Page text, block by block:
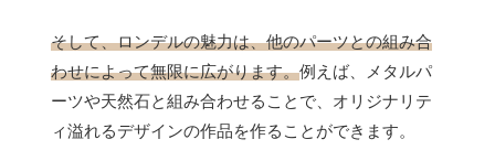
そして、ロンデルの魅力は、他のパーツとの組み合
わせによって無限に広がります。例えば、メタルパ
ーツや天然石と組み合わせることで、オリジナリテ
ィ溢れるデザインの作品を作ることができます。